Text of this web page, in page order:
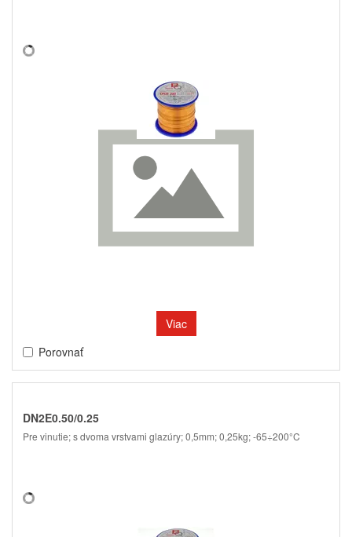
Viac
Porovnať
DN2E0.50/0.25
Pre vinutie; s dvoma vrstvami glazúry; 0,5mm; 0,25kg; -65÷200°C